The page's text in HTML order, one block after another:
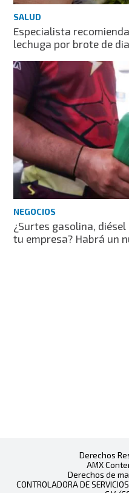
SALUD
Especialista
lechuga por brote de
NEGOCIOS
¿Surtes gasolina,
tu empresa? Habrá un
Derechos
AMX
Derechos de
CONTROLADORA DE